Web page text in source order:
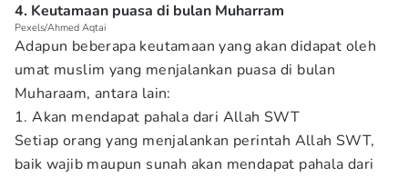
4. Keutamaan puasa di bulan Muharram
Pexels/Ahmed Aqtai
Adapun beberapa keutamaan yang akan didapat oleh
umat muslim yang menjalankan puasa di bulan
Muharaam, antara lain:
1. Akan mendapat pahala dari Allah SWT
Setiap orang yang menjalankan perintah Allah SWT,
baik wajib maupun sunah akan mendapat pahala dari